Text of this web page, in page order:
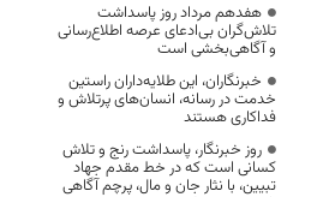
هفدهم مرداد روز پاسداشت
تلاش‌گران بی‌ادعای عرصه اطلاع‌رسانی
و آگاهی‌بخشی است
خبرنگاران، این طلایه‌داران راستین
خدمت در رسانه، انسان‌های پرتلاش و
فداکاری هستند
روز خبرنگار، پاسداشت رنج و تلاش
کسانی است که در خط مقدم جهاد
تبیین، با نثار جان و مال، پرچم آگاهی